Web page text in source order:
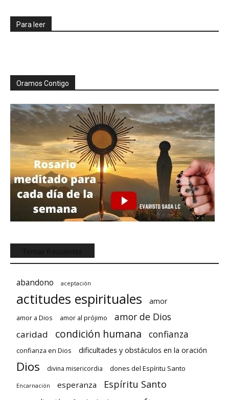
Para leer
Oramos Contigo
abandono aceptación
actitudes espirituales amor
amor a Dios amor al prójimo amor de Dios
caridad condición humana confianza
confianza en Dios dificultades y obstáculos en la oración
Dios divina misericordia dones del Espíritu Santo
Encarnación esperanza Espíritu Santo